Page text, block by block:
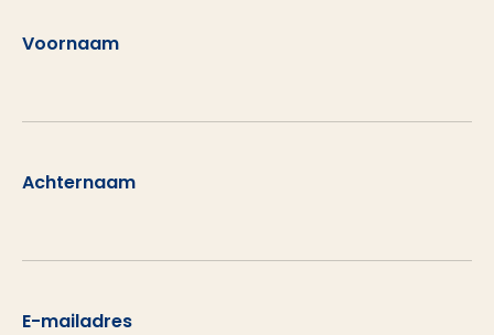
Voornaam
Achternaam
E-mailadres